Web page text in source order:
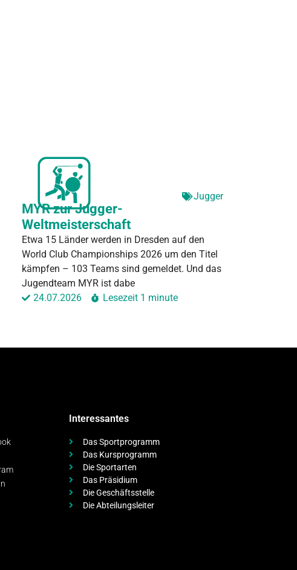
Jugger
MYR zur Jugger-
Weltmeisterschaft
Etwa 15 Länder werden in Dresden auf den
World Club Championships 2026 um den Titel
kämpfen – 103 Teams sind gemeldet. Und das
Jugendteam MYR ist dabe
24.07.2026
Lesezeit1 minute
Interessantes
Das Sportprogramm
Das Kursprogramm
Die Sportarten
Das Präsidium
Die Geschäftsstelle
Die Abteilungsleiter